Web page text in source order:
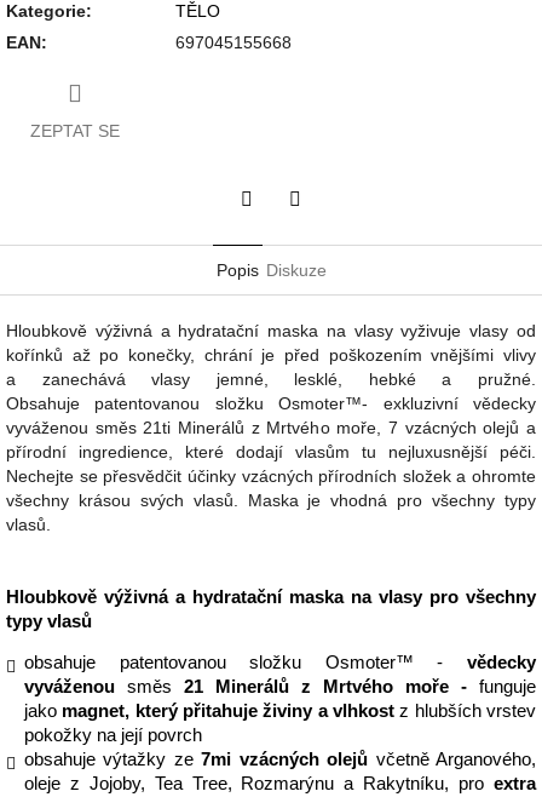
Kategorie:
TĚLO
EAN: 697045155668
ZEPTAT SE
Popis Diskuze
Hloubkově výživná a hydratační maska na vlasy vyživuje vlasy od
kořínků až po konečky, chrání je před poškozením vnějšími vlivy
a zanechává vlasy jemné, lesklé, hebké a pružné.
Obsahuje patentovanou složku Osmoter™- exkluzivní vědecky
vyváženou směs 21ti Minerálů z Mrtvého moře, 7 vzácných olejů a
přírodní ingredience, které dodají vlasům tu nejluxusnější péči.
Nechejte se přesvědčit účinky vzácných přírodních složek a ohromte
všechny krásou svých vlasů. Maska je vhodná pro všechny typy
vlasů.
Hloubkově výživná a hydratační maska na vlasy pro všechny
typy vlasů
obsahuje patentovanou složku Osmoter™ - vědecky
vyváženou směs 21 Minerálů z Mrtvého moře - funguje
jako magnet, který přitahuje živiny a vlhkostz hlubších vrstev
pokožky na její povrch
obsahuje výtažky ze7mi vzácných olejů včetně Arganového,
oleje z Jojoby, Tea Tree, Rozmarýnu a Rakytníku, pro extra